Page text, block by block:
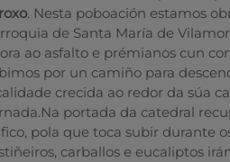
. Nesta poboación estamos
de Santa María de
ao asfalto e prémianos cun
por un camiño para
crecida ao redor da súa
portada da catedral
pola que toca subir durante
carballos e eucaliptos